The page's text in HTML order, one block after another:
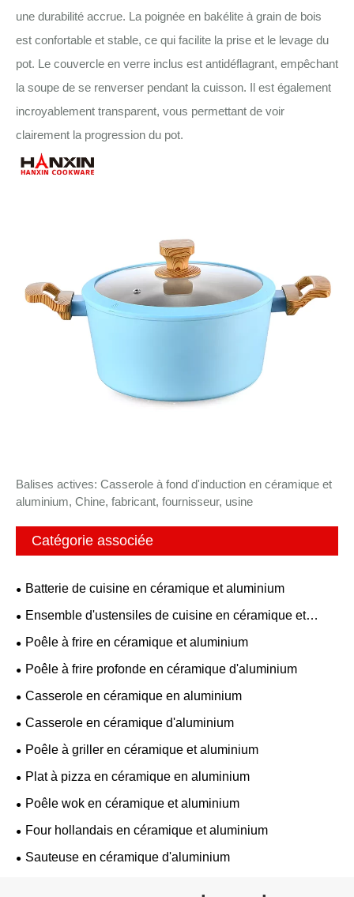
une durabilité accrue. La poignée en bakélite à grain de bois
est confortable et stable, ce qui facilite la prise et le levage du
pot. Le couvercle en verre inclus est antidéflagrant, empêchant
la soupe de se renverser pendant la cuisson. Il est également
incroyablement transparent, vous permettant de voir
clairement la progression du pot.
Balises actives: Casserole à fond d'induction en céramique et
aluminium, Chine, fabricant, fournisseur, usine
Catégorie associée
Batterie de cuisine en céramique et aluminium
Ensemble d'ustensiles de cuisine en céramique et
aluminium
Poêle à frire en céramique et aluminium
Poêle à frire profonde en céramique d'aluminium
Casserole en céramique en aluminium
Casserole en céramique d'aluminium
Poêle à griller en céramique et aluminium
Plat à pizza en céramique en aluminium
Poêle wok en céramique et aluminium
Four hollandais en céramique et aluminium
Sauteuse en céramique d'aluminium